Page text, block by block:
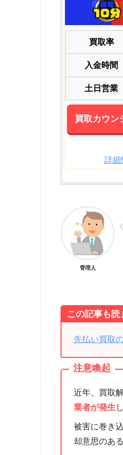
買取率
入金時間
土日営業
買取カウン
詳細
管理人
この記事も
先払い買取
注意喚起
近年、買取
業者が発生
被害に巻き
却意思のあ